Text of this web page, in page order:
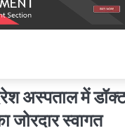
अस्पताल में
जोरदार स्वागत